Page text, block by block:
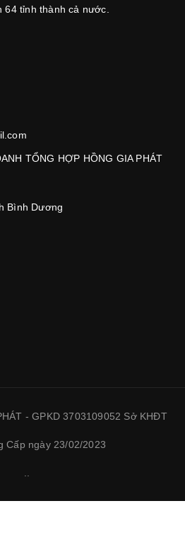
64 tỉnh thành cả nước.
TỔNG HỢP HỒNG GIA PHÁT
Bình Dương
- GPKD 3703109052 Sở KHĐT
Cấp ngày 23/02/2023
..